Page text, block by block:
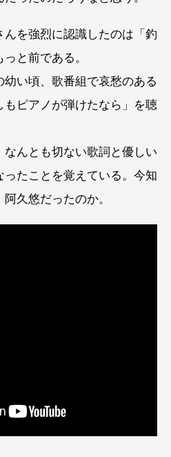
んを強烈に認識したのは「釣
と前である。
幼い頃、歌番組で哀愁のある
もピアノが弾けたなら」を聴
なんとも切ない歌詞と優しい
たことを覚えている。今知
久悠だったのか。